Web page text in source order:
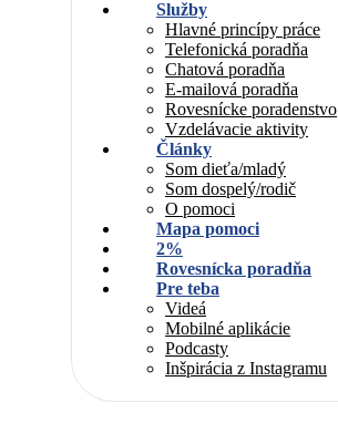
Služby
Hlavné princípy práce
Telefonická poradňa
Chatová poradňa
E-mailová poradňa
Rovesnícke poradenstvo
Vzdelávacie aktivity
Články
Som dieťa/mladý
Som dospelý/rodič
O pomoci
Mapa pomoci
2%
Rovesnícka poradňa
Pre teba
Videá
Mobilné aplikácie
Podcasty
Inšpirácia z Instagramu